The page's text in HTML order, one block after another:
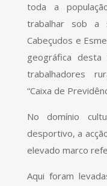
toda a
trabalhar sob a
Cabeçudos e
geográfica
trabalhadores
“Caixa de
No domínio
desportivo, a
elevado marco
Aqui foram